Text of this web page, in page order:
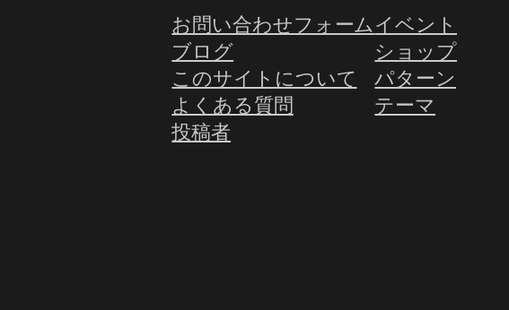
お問い合わせフォーム
ブログ
このサイトについて
よくある質問
投稿者
イベント
ショップ
パターン
テーマ